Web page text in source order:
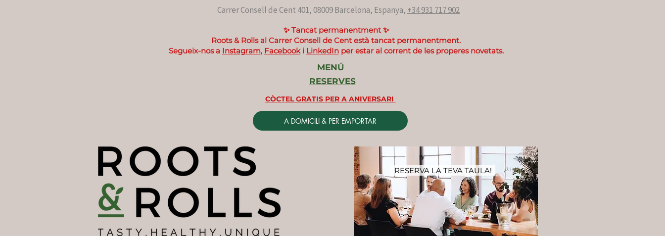
Carrer Consell de Cent 401, 08009 Barcelona, ​​Espanya, +34 931 717 902
​✨ Tancat permanentment ✨
Roots & Rolls al Carrer Consell de Cent està tancat permanentment.
Segueix-nos a Instagram, Facebooki LinkedInper estar al corrent de les properes novetats.
MENÚ
RESERVES
CÒCTEL GRATIS PER A ANIVERSARI
A DOMICILI & PER EMPORTAR
RESERVA LA TEVA TAULA!